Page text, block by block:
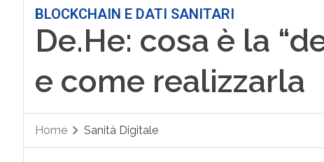
BLOCKCHAIN E DATI SANITARI
De.He: cosa è la
e come realizzarla
Home Sanità Digitale